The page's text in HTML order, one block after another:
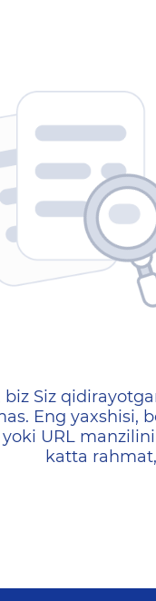
biz Siz
Eng yaxshisi,
URL
katta